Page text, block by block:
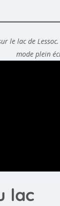
le lac de
mode plein
lac